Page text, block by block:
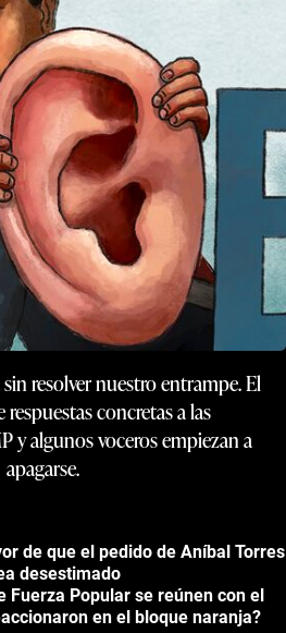
resolver nuestro entrampe. El
respuestas concretas a las
y algunos voceros empiezan a
apagarse.
de que el pedido de Aníbal Torres
desestimado
Fuerza Popular se reúnen con el
en el bloque naranja?